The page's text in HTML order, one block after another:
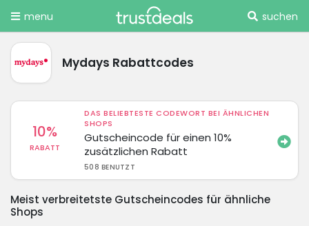
menu suchen
Mydays Rabattcodes
10%
RABATT
DAS BELIEBTESTE CODEWORT BEI ÄHNLICHEN
SHOPS
Gutscheincode für einen 10%
zusätzlichen Rabatt
508 BENUTZT
Meist verbreitetste Gutscheincodes für ähnliche
Shops